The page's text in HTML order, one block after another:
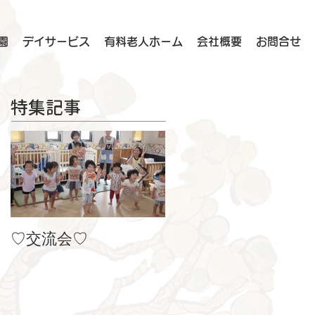
デイサービス 有料老人ホーム 会社概要 お問合せ
特集記事
♡交流会♡